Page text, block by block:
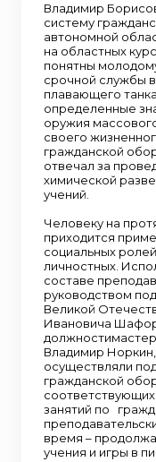
Владимир
систему
автономной
на областных
понятны
срочной службы
плавающего
определенные
оружия
своего
гражданской
отвечал за
химической
учений.
Человеку на
приходится
социальных
личностных.
составе
руководством
Великой
Ивановича
Владимир
осуществляли
гражданской
занятий по
время –
учения и игры в